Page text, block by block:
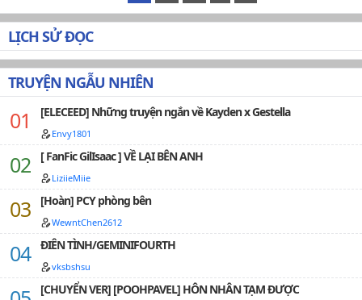
LỊCH SỬ ĐỌC
TRUYỆN NGẪU NHIÊN
[ELECEED] Những truyện ngắn về Kayden x Gestella
Envy1801
[ FanFic GilIsaac ] VỀ LẠI BÊN ANH
LiziieMiie
[Hoàn] PCY phòng bên
WewntChen2612
ĐIÊN TÌNH/GEMINIFOURTH
vksbshsu
[CHUYỂN VER] [POOHPAVEL] HÔN NHÂN TẠM ĐƯỢC